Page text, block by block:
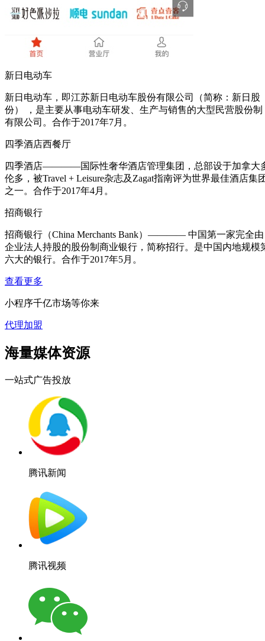
新日电动车
新日电动车，即江苏新日电动车股份有限公司（简称：新日股
份） ，是主要从事电动车研发、生产与销售的大型民营股份制
有限公司。合作于2017年7月。
四季酒店西餐厅
四季酒店————国际性奢华酒店管理集团，总部设于加拿大
伦多，被Travel + Leisure杂志及Zagat指南评为世界最佳酒店集
之一。合作于2017年4月。
招商银行
招商银行（China Merchants Bank）———— 中国第一家完全由
企业法人持股的股份制商业银行，简称招行。是中国内地规模
六大的银行。合作于2017年5月。
查看更多
小程序千亿市场等你来
代理加盟
海量媒体资源
一站式广告投放
腾讯新闻
腾讯视频